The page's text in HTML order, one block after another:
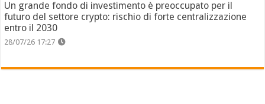
Un grande fondo di investimento è preoccupato per il
futuro del settore crypto: rischio di forte centralizzazione
entro il 2030
28/07/26 17:27